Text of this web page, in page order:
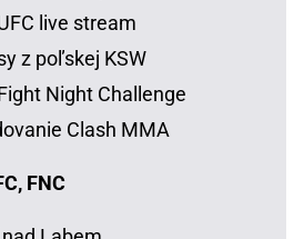
live stream
z poľskej KSW
Night Challenge
Clash MMA
FNC